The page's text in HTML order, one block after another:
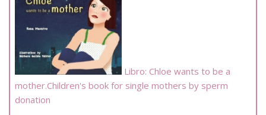
Libro: Chloe wants to be a
mother.Children's book for single mothers by sperm
donation